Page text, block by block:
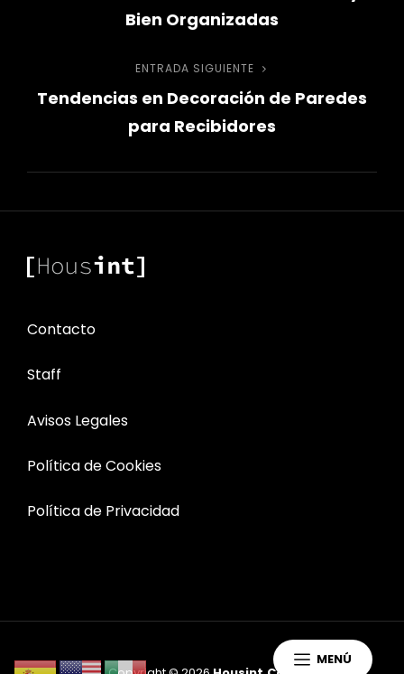
MENÚ
entradas
Bien Organizadas
Entrada
siguiente
ENTRADA SIGUIENTE
Tendencias en Decoración de Paredes
para Recibidores
Contacto
Staff
Avisos Legales
Política de Cookies
Política de Privacidad